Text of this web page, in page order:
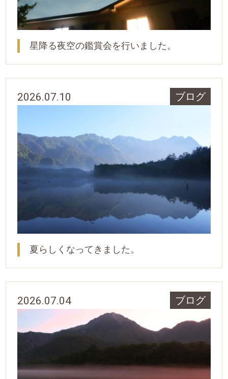
星降る夜空の鑑賞会を行いました。
2026.07.10 ブログ
夏らしくなってきました。
2026.07.04 ブログ